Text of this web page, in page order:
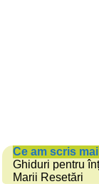
Ce am scris
Ghiduri pentru
Marii Resetări